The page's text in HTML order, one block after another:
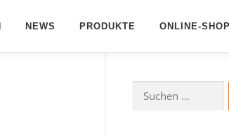
NEWS PRODUKTE ONLINE-SHOP
Suchen
nach: